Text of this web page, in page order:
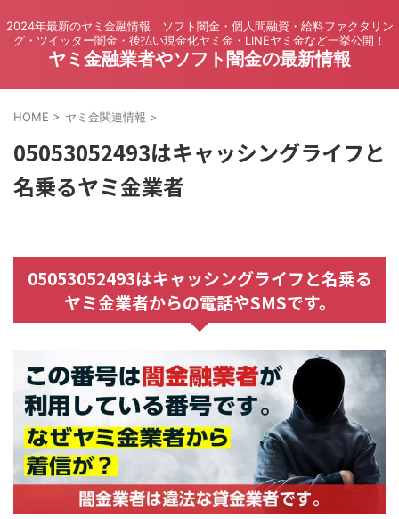
2024年最新のヤミ金融情報 ソフト闇金・個人間融資・給料ファクタリン
グ・ツイッター闇金・後払い現金化ヤミ金・LINEヤミ金など一挙公開！
ヤミ金融業者やソフト闇金の最新情報
HOME > ヤミ金関連情報 >
05053052493はキャッシングライフと
名乗るヤミ金業者
05053052493はキャッシングライフと名乗る
ヤミ金業者からの電話やSMSです。